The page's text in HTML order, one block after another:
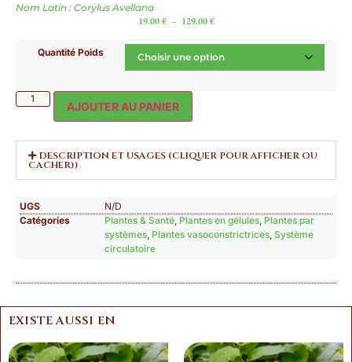
Nom Latin : Corylus Avellana
19.00 € – 129.00 €
Quantité Poids
AJOUTER AU PANIER
DESCRIPTION ET USAGES (CLIQUER POUR AFFICHER OU
CACHER))
UGS
N/D
Catégories
Plantes & Santé, Plantes en gélules, Plantes par
systèmes, Plantes vasoconstrictrices, Système
circulatoire
EXISTE AUSSI EN